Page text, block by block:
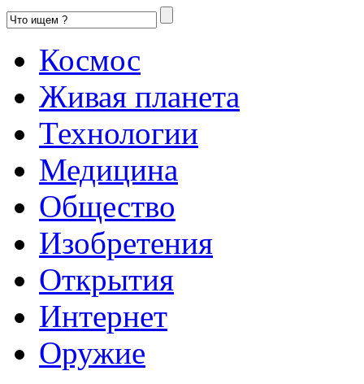
Космос
Живая планета
Технологии
Медицина
Общество
Изобретения
Открытия
Интернет
Оружие